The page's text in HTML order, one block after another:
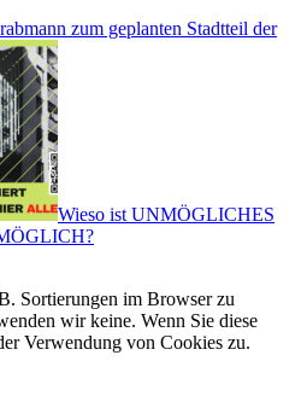
zum geplanten Stadtteil der
Wieso ist UNMÖGLICHES
Sortierungen im Browser zu
wir keine. Wenn Sie diese
Verwendung von Cookies zu.